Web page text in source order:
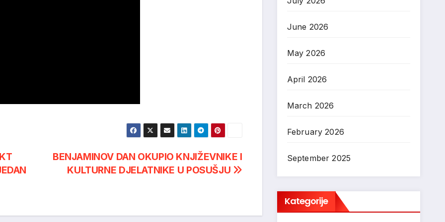
BENJAMINOV DAN OKUPIO KNJIŽEVNIKE I
KULTURNE DJELATNIKE U POSUŠJU
June 2026
May 2026
April 2026
March 2026
February 2026
September 2025
Kategorije